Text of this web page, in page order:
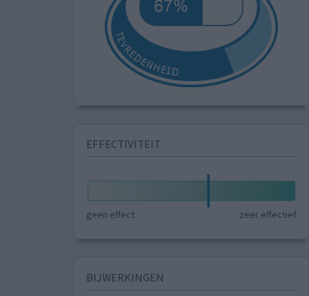
EFFECTIVITEIT
geen effect zeer effectief
BIJWERKINGEN